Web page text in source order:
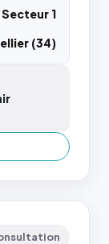
Secteur 1
(34)